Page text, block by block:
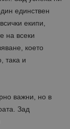
единствен
екипи,
на всеки
което
така и
важни, но в
Зад